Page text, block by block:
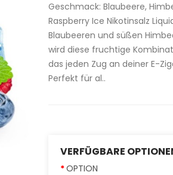
Geschmack: Blaubeere,
Raspberry Ice Nikotinsalz
Blaubeeren und süßen
wird diese fruchtige
das jeden Zug an deiner E-
Perfekt für al..
VERFÜGBARE
OPTION